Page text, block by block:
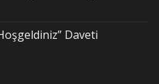
Daveti